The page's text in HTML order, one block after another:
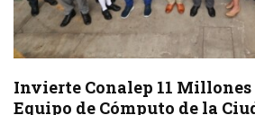
Invierte Conalep 11 Millones
Equipo de Cómputo de la